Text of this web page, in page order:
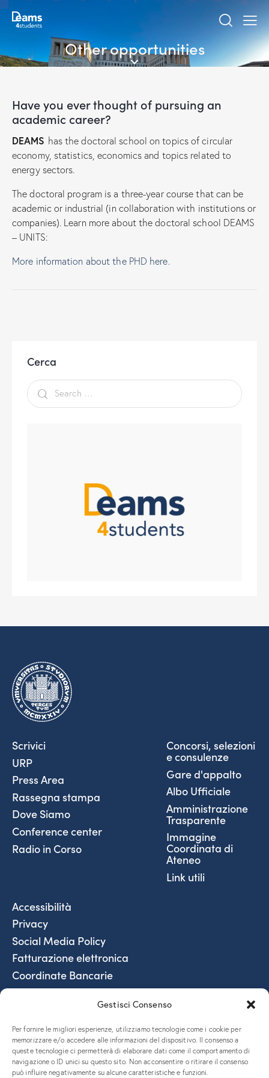
Gestisci Consenso
Per fornire le migliori esperienze, utilizziamo tecnologie come i cookie per
memorizzare e/o accedere alle informazioni del dispositivo. Il consenso a
queste tecnologie ci permetterà di elaborare dati come il comportamento di
navigazione o ID unici su questo sito. Non acconsentire o ritirare il consenso
può influire negativamente su alcune caratteristiche e funzioni.
Other opportunities
Have you ever thought of pursuing an
academic career?
DEAMS has the doctoral school on topics of circular
economy, statistics, economics and topics related to
energy sectors.
The doctoral program is a three-year course that can be
academic or industrial (in collaboration with institutions or
companies). Learn more about the doctoral school DEAMS
– UNITS:
More information about the PHD here.
Cerca
Scrivici
URP
Press Area
Rassegna stampa
Dove Siamo
Conference center
Radio in Corso
Concorsi, selezioni
e consulenze
Gare d'appalto
Albo Ufficiale
Amministrazione
Trasparente
Immagine
Coordinata di
Ateneo
Link utili
Accessibilità
Privacy
Social Media Policy
Fatturazione elettronica
Coordinate Bancarie
5x1000 e donazioni
Piazzale Europa, 1 – 34127 – Trieste, Italia – Tel. +39 040 558
7111 – P.IVA 00211830328 – C.F. 80013890324 – P.E.C.